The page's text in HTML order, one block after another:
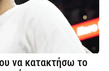
να κατακτήσω το